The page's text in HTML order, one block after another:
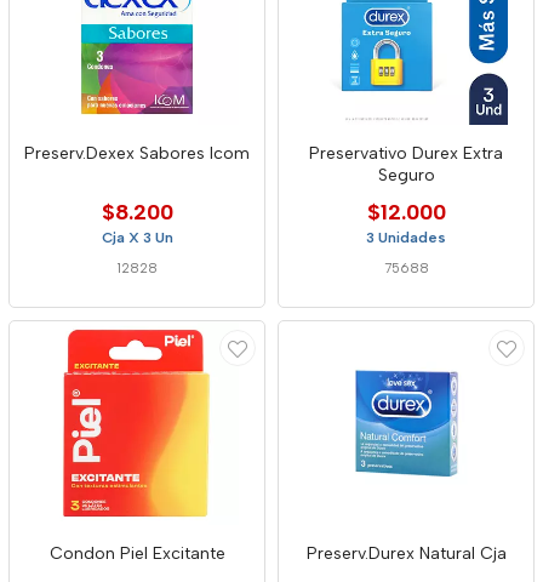
Preserv.Dexex Sabores Icom
$8.200
Cja X 3 Un
12828
Preservativo Durex Extra
Seguro
$12.000
3 Unidades
75688
Condon Piel Excitante Preserv.Durex Natural Cja